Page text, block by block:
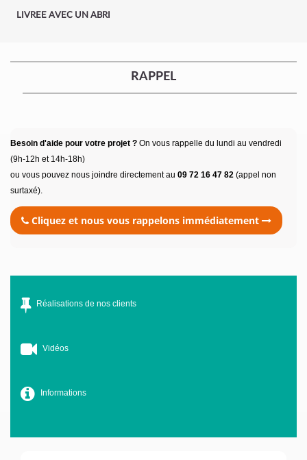
LIVREE AVEC UN ABRI
RAPPEL
Besoin d'aide pour votre projet ? On vous rappelle du lundi au vendredi
(9h-12h et 14h-18h)
ou vous pouvez nous joindre directement au 09 72 16 47 82 (appel non
surtaxé).
Cliquez et nous vous rappelons immédiatement
Réalisations de nos clients
Vidéos
Informations